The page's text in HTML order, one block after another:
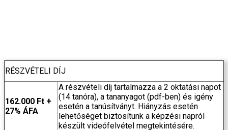
RÉSZVÉTELI DÍJ
162.000 Ft +
27% ÁFA
A részvételi díj tartalmazza a 2 oktatási napot
(14 tanóra), a tananyagot (pdf-ben) és igény
esetén a tanúsítványt. Hiányzás esetén
lehetőséget biztosítunk a képzési napról
készült videófelvétel megtekintésére.